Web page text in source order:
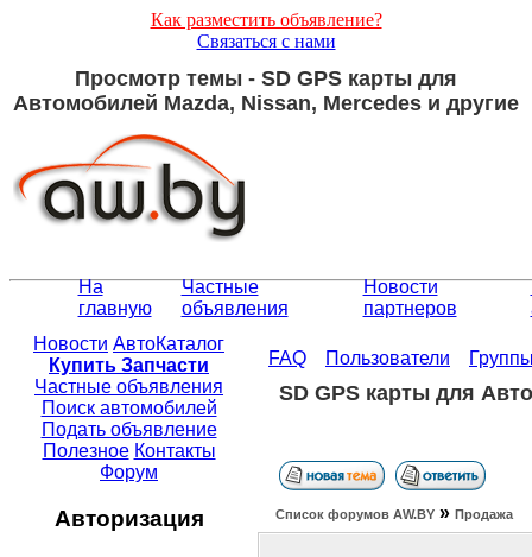
Как разместить объявление?
Связаться с нами
Просмотр темы - SD GPS карты для
Автомобилей Mazda, Nissan, Mercedes и другие
На
главную
Частные
объявления
Новости
партнеров
Новости АвтоКаталог
Купить Запчасти
Частные объявления
Поиск автомобилей
Подать объявление
Полезное Контакты
Форум
Авторизация
FAQ Пользователи
SD GPS карты для
Список форумов АW.BY » Продажа